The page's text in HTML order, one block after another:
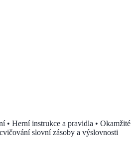
• Herní instrukce a pravidla • Okamžité
slovní zásoby a výslovnosti